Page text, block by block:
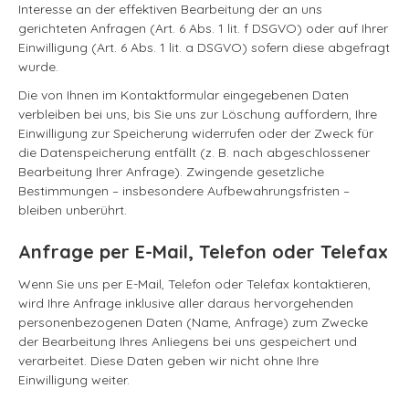
Interesse an der effektiven Bearbeitung der an uns
gerichteten Anfragen (Art. 6 Abs. 1 lit. f DSGVO) oder auf Ihrer
Einwilligung (Art. 6 Abs. 1 lit. a DSGVO) sofern diese abgefragt
wurde.
Die von Ihnen im Kontaktformular eingegebenen Daten
verbleiben bei uns, bis Sie uns zur Löschung auffordern, Ihre
Einwilligung zur Speicherung widerrufen oder der Zweck für
die Datenspeicherung entfällt (z. B. nach abgeschlossener
Bearbeitung Ihrer Anfrage). Zwingende gesetzliche
Bestimmungen – insbesondere Aufbewahrungsfristen –
bleiben unberührt.
Anfrage per E-Mail, Telefon oder Telefax
Wenn Sie uns per E-Mail, Telefon oder Telefax kontaktieren,
wird Ihre Anfrage inklusive aller daraus hervorgehenden
personenbezogenen Daten (Name, Anfrage) zum Zwecke
der Bearbeitung Ihres Anliegens bei uns gespeichert und
verarbeitet. Diese Daten geben wir nicht ohne Ihre
Einwilligung weiter.